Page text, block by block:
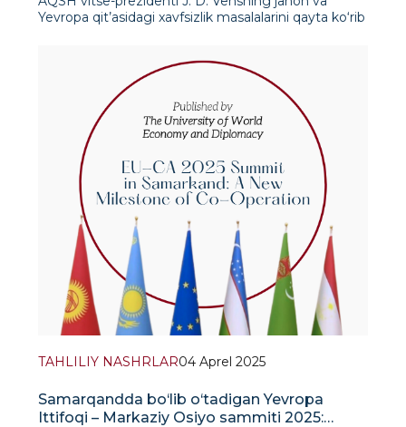
Yevropa qit’asidagi xavfsizlik masalalarini qayta ko‘rib
TAHLILIY NASHRLAR04 Aprel 2025
Samarqandda bo‘lib o‘tadigan Yevropa
Ittifoqi – Markaziy Osiyo sammiti 2025: